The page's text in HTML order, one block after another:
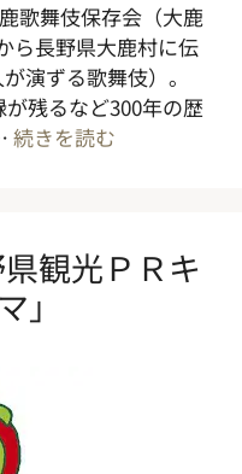
歌舞伎保存会（大鹿
ら長野県大鹿村に伝
演ずる歌舞伎）。
残るなど300年の歴
続きを読む
観光ＰＲキ
」